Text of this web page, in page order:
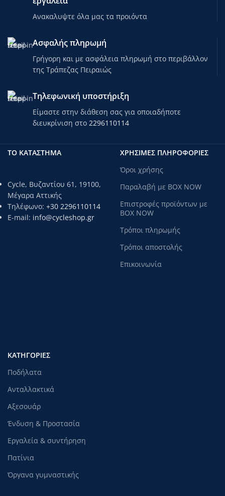
Ανακαλυψτε όλα μας τα προιόντα
Ασφαλής πληρωμή
Γρήγορη και με ασφάλεια πληρωμή στο περιβάλλον
της Τράπεζας Πειραιώς
Τηλεφωνική υποστήριξη
Είμαστε στην διάθεση σας για οποιαδήποτε
διευκρίνιση στο 2296110114
ΤΟ ΚΑΤΑΣΤΗΜΑ
Cycle, Βυζαντίου 61, 19100,
Μέγαρα Αττικής
Τηλέφωνο: +30 2296110114
E-mail: info@cycleshop.gr
ΧΡΗΣΙΜΕΣ ΠΛΗΡΟΦΟΡΙΕΣ
Όροι χρήσης
Παραλαβή με BOX NOW
Επιστροφές προϊόντων με
BOX NOW
Τρόποι πληρωμής
Τρόποι αποστολής
Επικοινωνία
ΚΑΤΗΓΟΡΊΕΣ
Ποδήλατα
Ανταλλακτικά
Αξεσουάρ
Ένδυση & Προστασία
Εργαλεία & συντήρηση
Πατίνια
Όργανα γυμναστικής